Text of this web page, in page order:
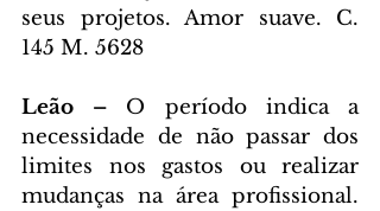
seus projetos. Amor suave. C.
145 M. 5628
Leão – O período indica a
necessidade de não passar dos
limites nos gastos ou realizar
mudanças na área profissional.